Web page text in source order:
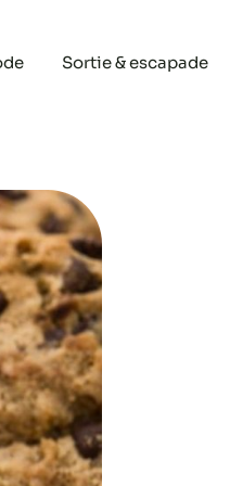
Sortie & escapade